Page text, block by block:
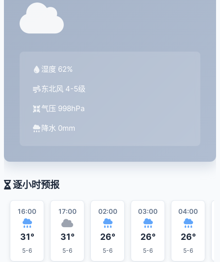
湿度 62%
东北风 4-5级
气压 998hPa
降水 0mm
逐小时预报
16:00
31°
5-6
17:00
31°
5-6
02:00
26°
5-6
03:00
26°
5-6
04:00
26°
5-6